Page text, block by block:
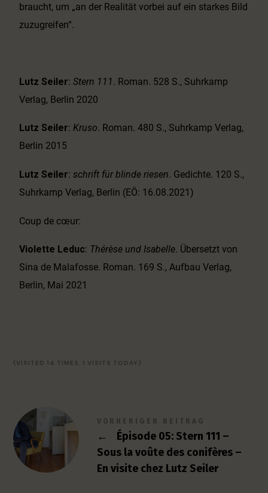
braucht, um „an der Realität vorbei auf ein starkes Bild
zuzugreifen“.
Lutz Seiler:Stern 111. Roman. 528 S., Suhrkamp
Verlag, Berlin 2020
Lutz Seiler:Kruso. Roman. 480 S., Suhrkamp Verlag,
Berlin 2015
Lutz Seiler:schrift für blinde riesen. Gedichte. 120 S.,
Suhrkamp Verlag, Berlin (EÖ: 16.08.2021)
Coup de cœur:
Violette Leduc: Thérèse und Isabelle. Übersetzt von
Sina de Malafosse. Roman. 169 S., Aufbau Verlag,
Berlin, Mai 2021
(VISITED 14 TIMES, 1 VISITS TODAY)
VORHERIGER BEITRAG
←
Épisode 05: Stern 111 –
Sous la voûte des conifères –
En visite chez Lutz Seiler